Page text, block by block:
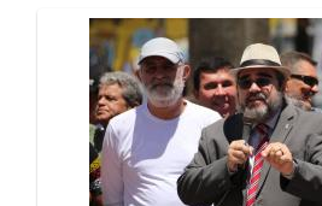
Galeria de Mídias